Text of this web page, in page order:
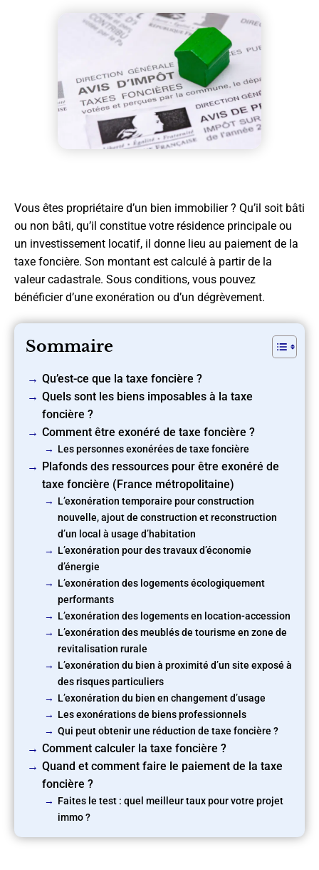
Vous êtes propriétaire d’un bien immobilier ? Qu’il soit bâti
ou non bâti, qu’il constitue votre résidence principale ou
un investissement locatif, il donne lieu au paiement de la
taxe foncière. Son montant est calculé à partir de la
valeur cadastrale. Sous conditions, vous pouvez
bénéficier d’une exonération ou d’un dégrèvement.
Sommaire
Qu’est-ce que la taxe foncière ?
Quels sont les biens imposables à la taxe
foncière ?
Comment être exonéré de taxe foncière ?
Les personnes exonérées de taxe foncière
Plafonds des ressources pour être exonéré de
taxe foncière (France métropolitaine)
L’exonération temporaire pour construction
nouvelle, ajout de construction et reconstruction
d’un local à usage d’habitation
L’exonération pour des travaux d’économie
d’énergie
L’exonération des logements écologiquement
performants
L’exonération des logements en location-accession
L’exonération des meublés de tourisme en zone de
revitalisation rurale
L’exonération du bien à proximité d’un site exposé à
des risques particuliers
L’exonération du bien en changement d’usage
Les exonérations de biens professionnels
Qui peut obtenir une réduction de taxe foncière ?
Comment calculer la taxe foncière ?
Quand et comment faire le paiement de la taxe
foncière ?
Faites le test : quel meilleur taux pour votre projet
immo ?